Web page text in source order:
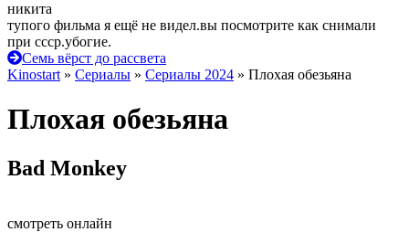
никита
тупого фильма я ещё не видел.вы посмотрите как снимали
при ссср.убогие.
Семь вёрст до рассвета
Kinostart » Сериалы » Сериалы 2024 » Плохая обезьяна
Плохая обезьяна
Bad Monkey
смотреть онлайн